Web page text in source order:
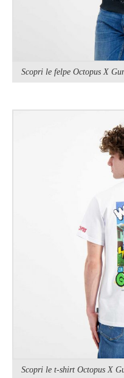
Scopri le felpe Octopus X
Scopri le t-shirt Octopus X